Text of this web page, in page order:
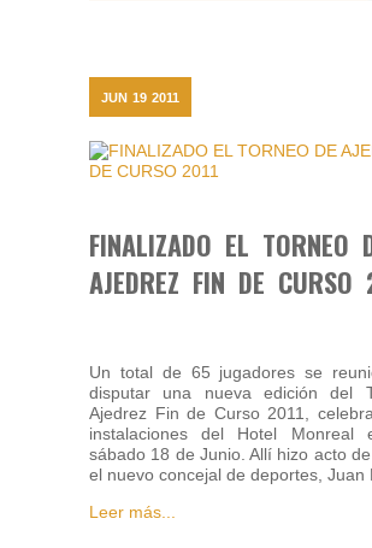
JUN 19 2011
FINALIZADO EL TORNEO
AJEDREZ FIN DE CURSO
Un total de 65 jugadores se
disputar una nueva edición del
Ajedrez Fin de Curso 2011,
instalaciones del Hotel Monreal
sábado 18 de Junio. Allí hizo acto
el nuevo concejal de deportes, Juan
Leer más...